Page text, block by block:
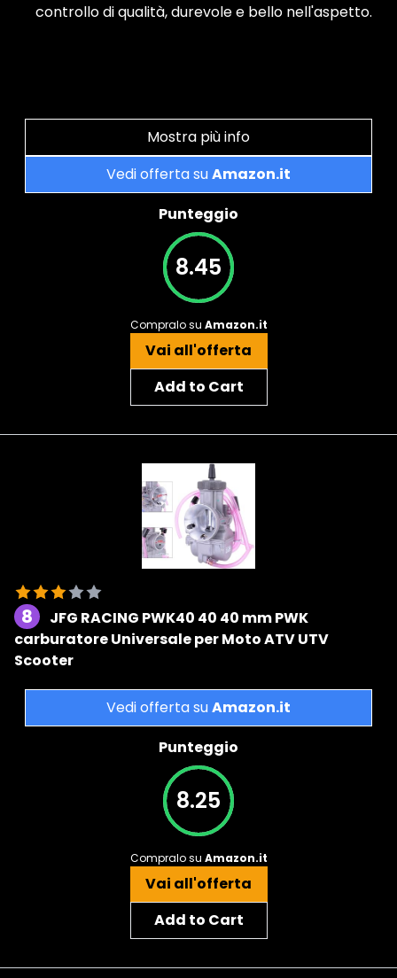
controllo di qualità, durevole e bello nell'aspetto.
Mostra più info
Vedi offerta suAmazon.it
Punteggio
8.45
Compralo su Amazon.it
Vai all'offerta
Add to Cart
8
JFG RACING PWK40 40 40 mm PWK
carburatore Universale per Moto ATV UTV
Scooter
Vedi offerta suAmazon.it
Punteggio
8.25
Compralo su Amazon.it
Vai all'offerta
Add to Cart